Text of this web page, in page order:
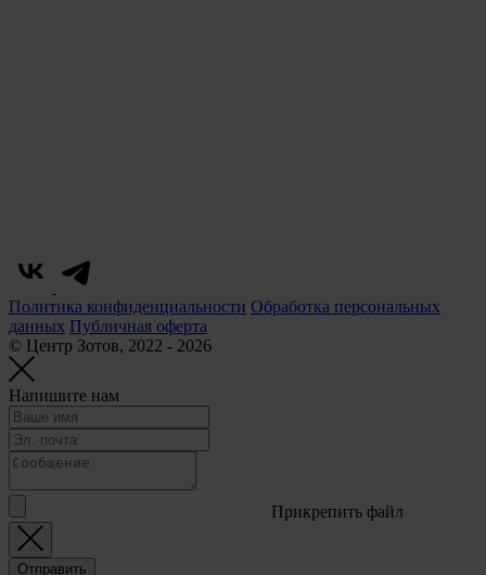
Политика конфиденциальности Обработка персональных
данных Публичная оферта
© Центр Зотов, 2022 - 2026
Напишите нам
Прикрепить файл
Отправить